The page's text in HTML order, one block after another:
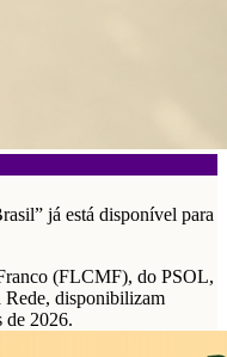
já está disponível para
(FLCMF), do PSOL,
Rede, disponibilizam
de 2026.